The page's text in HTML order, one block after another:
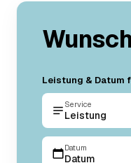
Leistung & Datum
Service
Leistung
Datum
Datum